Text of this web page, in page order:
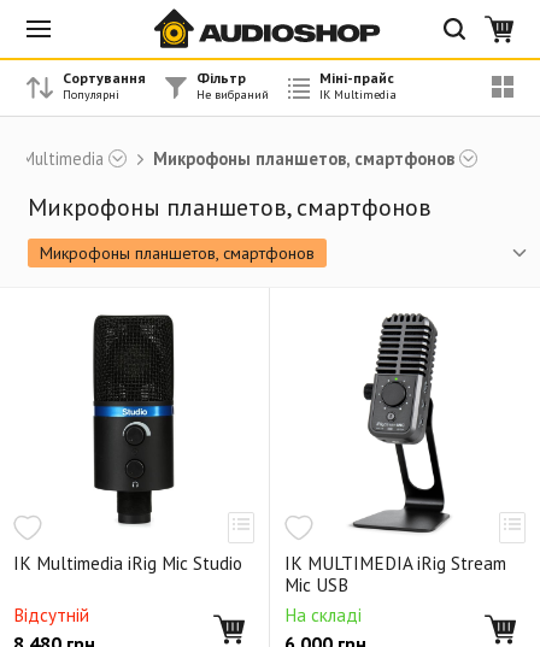
IK Multimedia Микрофоны планшетов, смартфонов
Микрофоны планшетов, смартфонов
Микрофоны планшетов, смартфонов
Аксесуари
IK Multimedia iRig Mic Studio
Відсутній
IK MULTIMEDIA iRig Stream
Mic USB
На складі
Сортування Фільтр Міні-прайс